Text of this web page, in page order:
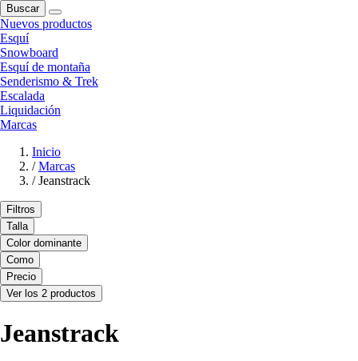
Buscar
Nuevos productos
Esquí
Snowboard
Esquí de montaña
Senderismo & Trek
Escalada
Liquidación
Marcas
Inicio
/ Marcas
/ Jeanstrack
Filtros
Talla
Color dominante
Como
Precio
Ver los 2 productos
Jeanstrack